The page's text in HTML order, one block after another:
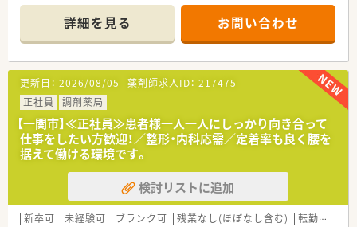
＊------------------------------------------＊
【店舗情報と応需状況について】
■JR大船渡線の千厩駅から徒歩10分ほどの場所に位置しお車で
の通勤も大変便利な調剤薬局でございます。
■近隣医療機関から内科や脳神経内科の処方箋を1日あたり約
60枚応需しているほか施設在宅も担当します。
■現在は常勤薬剤師が2名と医療事務スタッフ2名が在籍してお
り協力しながら日々の業務に取り組んでおります。
【法人特徴について】
■岩手県内に本社を置き地域に根差した店舗展開を続けている
調剤薬局チェーンであり成長を続ける優良企業です。
■社員一人ひとりの生活を尊重する温かい社風があり一方的な
異動や無理な働き方を強いることはありません。
詳細を見る お問い合わせ
更新日： 2026/08/05 薬剤師求人ID： 217475
正社員
調剤薬局
【一関市】≪正社員≫患者様一人一人にしっかり向き合って
仕事をしたい方歓迎！／整形・内科応需／定着率も良く腰を
据えて働ける環境です。
検討リストに追加
新卒可 未経験可 ブランク可 残業なし(ほぼなし含む) 転勤なし